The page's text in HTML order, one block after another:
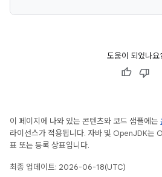
도움이 되었나요
이 페이지에 나와 있는 콘텐츠와 코드 샘플에는
라이선스가 적용됩니다. 자바 및 OpenJDK
표 또는 등록 상표입니다.
최종 업데이트: 2026-06-18(UTC)